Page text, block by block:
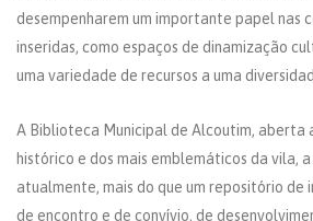
desempenharem um importante papel nas
inseridas, como espaços de dinamização
uma variedade de recursos a uma
A Biblioteca Municipal de Alcoutim, aberta
histórico e dos mais emblemáticos da vila, a
atualmente, mais do que um repositório de
de encontro e de convívio, de